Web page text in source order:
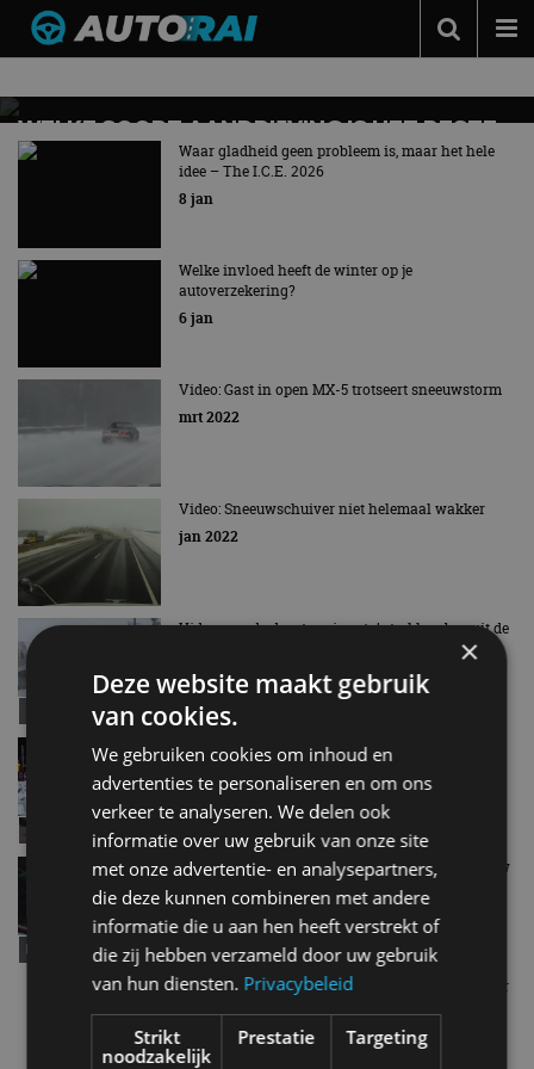
Podcast
Adverteren
Nieuws over
WELKE SOORT AANDRIJVING IS HET BESTE
IN WINTERSE OMSTANDIGHEDEN?
Waar gladheid geen probleem is, maar het hele
idee – The I.C.E. 2026
8 jan
Welke invloed heeft de winter op je
autoverzekering?
6 jan
Video: Gast in open MX-5 trotseert sneeuwstorm
mrt 2022
Video: Sneeuwschuiver niet helemaal wakker
jan 2022
Video van de dag: terreinauto’s trekken bus uit de
jan 2019
Video van de dag: racen op een bevroren meer
jan 2019
Video van de dag: een Lamborghini in de sneeuw
dec 2018
Bizarre glijpartij in Canada: 100+ auto’s op elkaar
jan 2017
×
Deze website maakt gebruik
van cookies.
We gebruiken cookies om inhoud en
advertenties te personaliseren en om ons
verkeer te analyseren. We delen ook
informatie over uw gebruik van onze site
met onze advertentie- en analysepartners,
die deze kunnen combineren met andere
informatie die u aan hen heeft verstrekt of
die zij hebben verzameld door uw gebruik
van hun diensten. Privacybeleid
Strikt
noodzakelijk
Prestatie Targeting